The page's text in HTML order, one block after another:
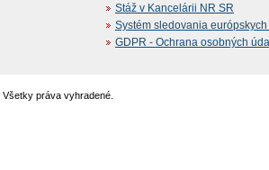
Stáž v Kancelárii NR SR
Systém sledovania
GDPR - Ochrana osobných
práva vyhradené.